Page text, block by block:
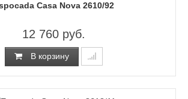
Casa Nova 2610/92
12 760 руб.
В корзину